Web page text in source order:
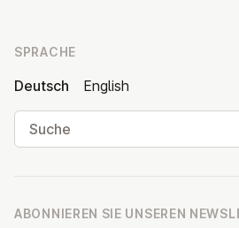
SPRACHE
Deutsch
English
Suche
ABONNIEREN SIE UNSEREN